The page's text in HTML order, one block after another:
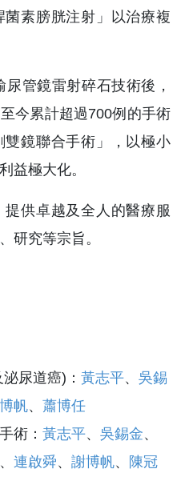
素膀胱注射」以治療複
管鏡雷射碎石技術後，
今累計超過700例的手術
鏡聯合手術」，以極小
益極大化。
供卓越及全人的醫療服
研究等宗旨。
尿道癌)： 黃志平、 吳錫
帆、 蕭博任
術： 黃志平、 吳錫金、
、 連啟舜、 謝博帆、
陳冠